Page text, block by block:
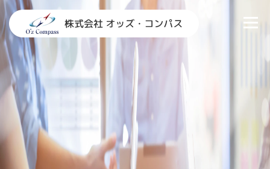
コ
ン
テ
ン
ツ
へ
ス
メニュ
TOP 情報システム部門支援
会社概要 お問い合わせ